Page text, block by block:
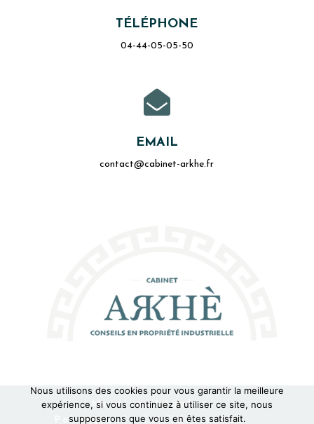
TÉLÉPHONE
04-44-05-05-50

EMAIL
contact@cabinet-arkhe.fr
Mentions Légales
Politique de Confidentialité
Nous utilisons des cookies pour vous garantir la meilleure
expérience, si vous continuez à utiliser ce site, nous
supposerons que vous en êtes satisfait.